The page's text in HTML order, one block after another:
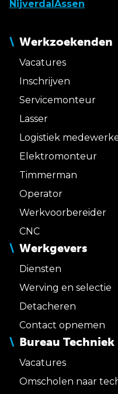
Nijverdal Assen
Werkzoekenden
Vacatures
Inschrijven
Servicemonteur
Lasser
Logistiek
Elektromonteur
Timmerman
Operator
Werkvoorbereider
CNC
Werkgevers
Diensten
Werving en selectie
Detacheren
Contact opnemen
Bureau Techniek
Vacatures
Omscholen naar